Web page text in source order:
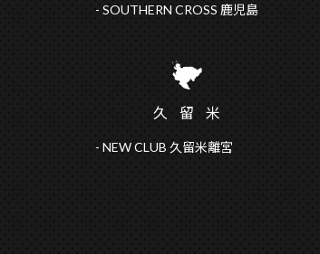
SOUTHERN CROSS 鹿児島
久留 米
NEW CLUB 久留米離宮